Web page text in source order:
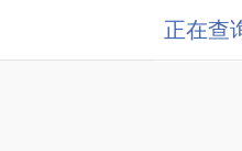
正在查